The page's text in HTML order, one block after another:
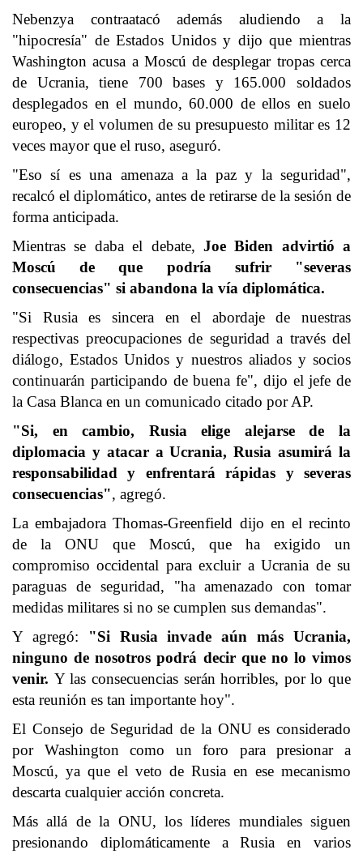
Nebenzya contraatacó además aludiendo a la
"hipocresía" de Estados Unidos y dijo que mientras
Washington acusa a Moscú de desplegar tropas cerca
de Ucrania, tiene 700 bases y 165.000 soldados
desplegados en el mundo, 60.000 de ellos en suelo
europeo, y el volumen de su presupuesto militar es 12
veces mayor que el ruso, aseguró.
"Eso sí es una amenaza a la paz y la seguridad",
recalcó el diplomático, antes de retirarse de la sesión de
forma anticipada.
Mientras se daba el debate, Joe Biden advirtió a
Moscú de que podría sufrir "severas
consecuencias" si abandona la vía diplomática.
"Si Rusia es sincera en el abordaje de nuestras
respectivas preocupaciones de seguridad a través del
diálogo, Estados Unidos y nuestros aliados y socios
continuarán participando de buena fe", dijo el jefe de
la Casa Blanca en un comunicado citado por AP.
"Si, en cambio, Rusia elige alejarse de la
diplomacia y atacar a Ucrania, Rusia asumirá la
responsabilidad y enfrentará rápidas y severas
consecuencias", agregó.
La embajadora Thomas-Greenfield dijo en el recinto
de la ONU que Moscú, que ha exigido un
compromiso occidental para excluir a Ucrania de su
paraguas de seguridad, "ha amenazado con tomar
medidas militares si no se cumplen sus demandas".
Y agregó:
"Si Rusia invade aún más Ucrania,
ninguno de nosotros podrá decir que no lo vimos
venir. Y las consecuencias serán horribles, por lo que
esta reunión es tan importante hoy".
El Consejo de Seguridad de la ONU es considerado
por Washington como un foro para presionar a
Moscú, ya que el veto de Rusia en ese mecanismo
descarta cualquier acción concreta.
Más allá de la ONU, los líderes mundiales siguen
presionando diplomáticamente a Rusia en varios